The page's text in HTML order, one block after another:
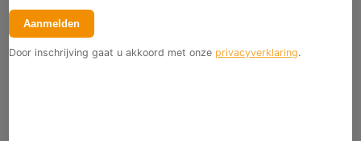
Aanmelden
Door inschrijving gaat u akkoord met onze privacyverklaring.